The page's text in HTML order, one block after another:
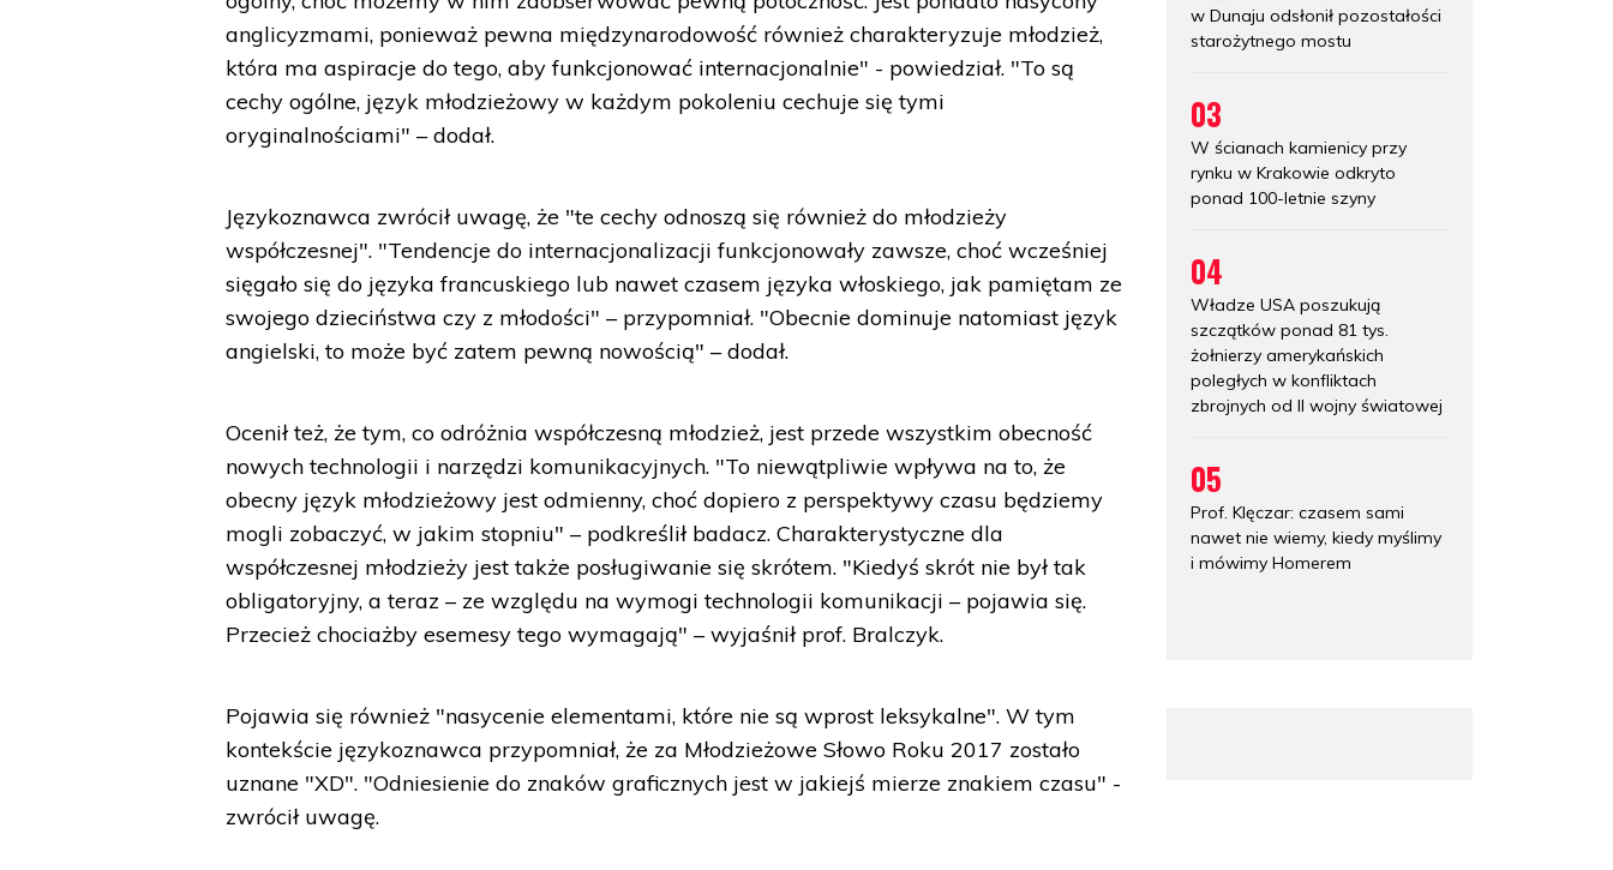
anglicyzmami, ponieważ pewna międzynarodowość również charakteryzuje młodzież,
która ma aspiracje do tego, aby funkcjonować internacjonalnie" - powiedział. "To są
cechy ogólne, język młodzieżowy w każdym pokoleniu cechuje się tymi
oryginalnościami" – dodał.
Językoznawca zwrócił uwagę, że "te cechy odnoszą się również do młodzieży
współczesnej". "Tendencje do internacjonalizacji funkcjonowały zawsze, choć wcześniej
sięgało się do języka francuskiego lub nawet czasem języka włoskiego, jak pamiętam ze
swojego dzieciństwa czy z młodości" – przypomniał. "Obecnie dominuje natomiast język
angielski, to może być zatem pewną nowością" – dodał.
Ocenił też, że tym, co odróżnia współczesną młodzież, jest przede wszystkim obecność
nowych technologii i narzędzi komunikacyjnych. "To niewątpliwie wpływa na to, że
obecny język młodzieżowy jest odmienny, choć dopiero z perspektywy czasu będziemy
mogli zobaczyć, w jakim stopniu" – podkreślił badacz. Charakterystyczne dla
współczesnej młodzieży jest także posługiwanie się skrótem. "Kiedyś skrót nie był tak
obligatoryjny, a teraz – ze względu na wymogi technologii komunikacji – pojawia się.
Przecież chociażby esemesy tego wymagają" – wyjaśnił prof. Bralczyk.
Pojawia się również "nasycenie elementami, które nie są wprost leksykalne". W tym
kontekście językoznawca przypomniał, że za Młodzieżowe Słowo Roku 2017 zostało
uznane "XD". "Odniesienie do znaków graficznych jest w jakiejś mierze znakiem czasu" -
zwrócił uwagę.
w Dunaju odsłonił pozostałości
starożytnego mostu
03
W ścianach kamienicy przy
rynku w Krakowie odkryto
ponad 100-letnie szyny
04
Władze USA poszukują
szczątków ponad 81 tys.
żołnierzy amerykańskich
poległych w konfliktach
zbrojnych od II wojny światowej
05
Prof. Klęczar: czasem sami
nawet nie wiemy, kiedy myślimy
i mówimy Homerem